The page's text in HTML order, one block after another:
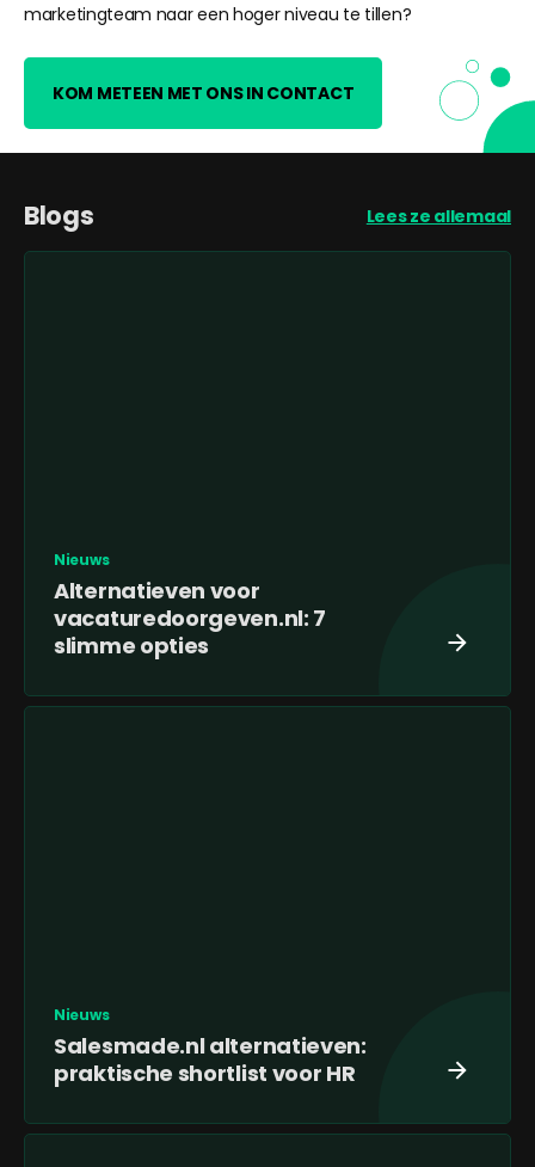
marketingteam naar een hoger niveau te tillen?
KOM METEEN MET ONS IN CONTACT
Blogs Lees ze allemaal
Nieuws
Alternatieven voor
vacaturedoorgeven.nl: 7
slimme opties
Nieuws
Salesmade.nl alternatieven:
praktische shortlist voor HR